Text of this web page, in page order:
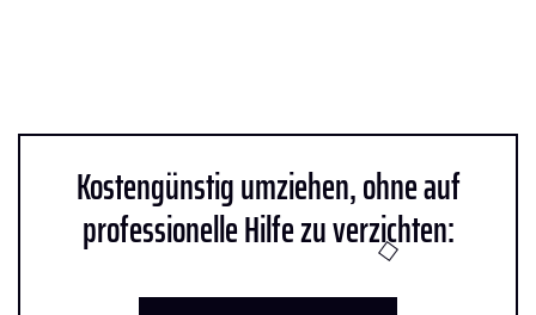
Kostengünstig umziehen, ohne auf
professionelle Hilfe zu verzichten: